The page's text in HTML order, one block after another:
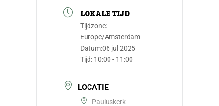
LOKALE TIJD
Tijdzone:
Europe/Amsterdam
Datum:06 jul 2025
Tijd: 10:00 - 11:00
LOCATIE
Pauluskerk